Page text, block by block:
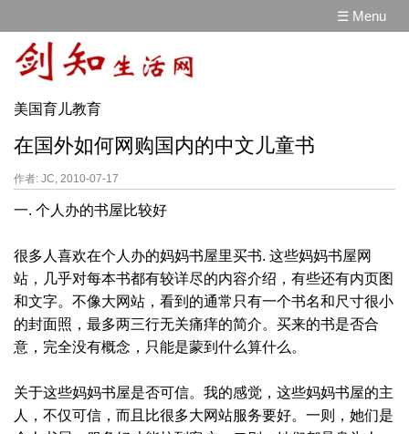
☰ Menu
美国育儿教育
在国外如何网购国内的中文儿童书
作者: JC, 2010-07-17
一. 个人办的书屋比较好
很多人喜欢在个人办的妈妈书屋里买书. 这些妈妈书屋网
站，几乎对每本书都有较详尽的内容介绍，有些还有内页图
和文字。不像大网站，看到的通常只有一个书名和尺寸很小
的封面照，最多两三行无关痛痒的简介。买来的书是否合
意，完全没有概念，只能是蒙到什么算什么。
关于这些妈妈书屋是否可信。我的感觉，这些妈妈书屋的主
人，不仅可信，而且比很多大网站服务要好。一则，她们是